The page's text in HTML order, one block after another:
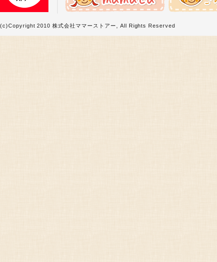
(c)Copyright 2010 株式会社ママーストアー, All Rights Reserved